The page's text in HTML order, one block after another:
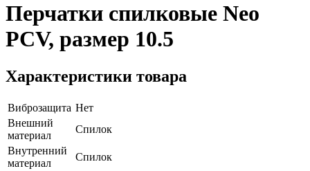
Перчатки спилковые Neo
PCV, размер 10.5
Характеристики товара
Виброзащита Нет
Внешний
материал
Спилок
Внутренний
материал
Спилок